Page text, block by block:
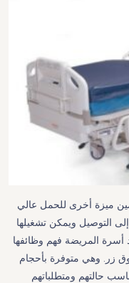
ميزة أخرى للحمل عالي
التوصيل ويمكن تشغيلها
أسرة المريضة فهم وظائفها
زر. وهي متوفرة بأحجام
حالتهم ومتطلباتهم